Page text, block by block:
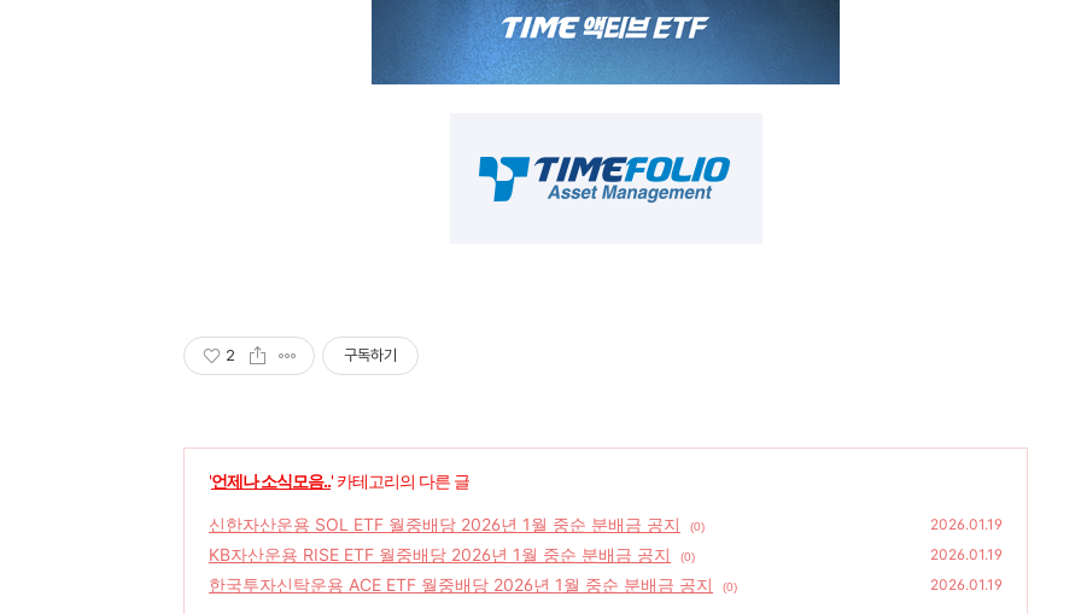
2 구독하기
'언제나 소식모음..' 카테고리의 다른 글
신한자산운용 SOL ETF 월중배당 2026년 1월 중순 분배금 공지 (0) 2026.01.19
KB자산운용 RISE ETF 월중배당 2026년 1월 중순 분배금 공지 (0) 2026.01.19
한국투자신탁운용 ACE ETF 월중배당 2026년 1월 중순 분배금 공지 (0) 2026.01.19